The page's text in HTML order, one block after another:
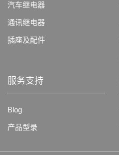
汽车继电器
通讯继电器
插座及配件
服务支持
Blog
产品型录